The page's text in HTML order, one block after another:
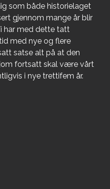
som både historielaget
gjennom mange år blir
har med dette tatt
med nye og flere
satse alt på at den
fortsatt skal være vårt
i nye trettifem år.